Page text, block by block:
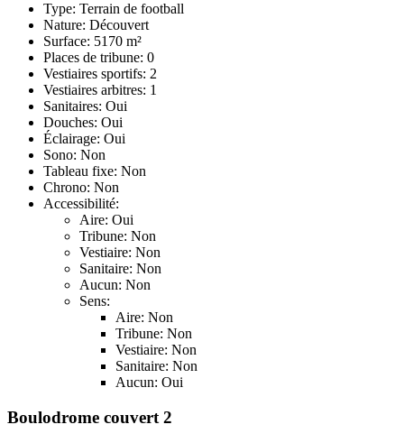
Type: Terrain de football
Nature: Découvert
Surface: 5170 m²
Places de tribune: 0
Vestiaires sportifs: 2
Vestiaires arbitres: 1
Sanitaires: Oui
Douches: Oui
Éclairage: Oui
Sono: Non
Tableau fixe: Non
Chrono: Non
Accessibilité:
Aire: Oui
Tribune: Non
Vestiaire: Non
Sanitaire: Non
Aucun: Non
Sens:
Aire: Non
Tribune: Non
Vestiaire: Non
Sanitaire: Non
Aucun: Oui
Boulodrome couvert 2